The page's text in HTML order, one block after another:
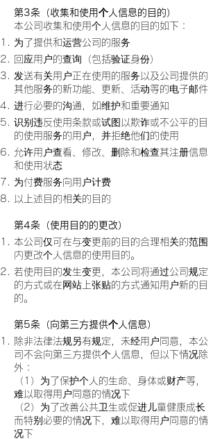
第3条（收集和使用个人信息的目的）
本公司收集和使用个人信息的目的如下：
为了提供和运营公司的服务
回应用户的查询（包括验证身份）
发送有关用户正在使用的服务以及公司提供的
其他服务的新功能、更新、活动等的电子邮件
进行必要的沟通，如维护和重要通知
识别违反使用条款或试图以欺诈或不公平的目
的使用服务的用户，并拒绝他们的使用
允许用户查看、修改、删除和检查其注册信息
和使用状态
为付费服务向用户计费
以上述目的相关的目的
第4条（使用目的的更改）
本公司仅可在与变更前的目的合理相关的范围
内更改个人信息的使用目的。
若使用目的发生变更，本公司将通过公司规定
的方式或在网站上张贴的方式通知用户新的目
的。
第5条（向第三方提供个人信息）
除非法律法规另有规定，未经用户同意，本公
司不会向第三方提供个人信息，但以下情况除
外：
（1）为了保护个人的生命、身体或财产等，
难以取得用户同意的情况下
（2）为了改善公共卫生或促进儿童健康成长
而特别必要的情况下，难以取得用户同意的情
况下